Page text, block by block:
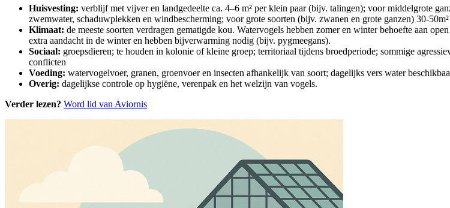
Huisvesting: verblijf met vijver en landgedeelte ca. 4–6 m² per klein paar (bijv. talingen); voor middelgrote
zwemwater, schaduwplekken en windbescherming; voor grote soorten (bijv. zwanen en grote ganzen) 30-
Klimaat: de meeste soorten verdragen gematigde kou. Watervogels hebben zomer en winter behoefte aan
extra aandacht in de winter en hebben bijverwarming nodig (bijv. pygmeegans).
Sociaal: groepsdieren; te houden in kolonie of kleine groep; territoriaal tijdens broedperiode; sommige
conflicten
Voeding: watervogelvoer, granen, groenvoer en insecten afhankelijk van soort; dagelijks vers water
Overig: dagelijkse controle op hygiëne, verenpak en het welzijn van vogels.
Verder lezen? Word lid van Aviornis